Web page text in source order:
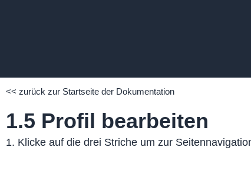
<< zurück zur Startseite der Dokumentation
1.5 Profil bearbeiten
1. Klicke auf die drei Striche um zur